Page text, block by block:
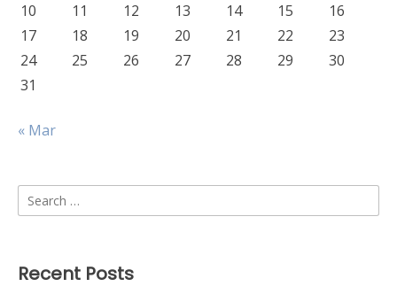
10
11 12 13 14 15
16
17
18 19 20 21 22
23
24
25 26 27 28 29
30
31
« Mar
Search
for:
Recent Posts